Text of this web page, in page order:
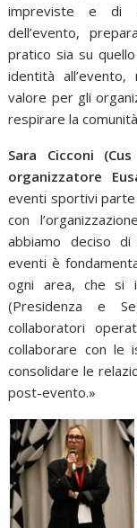
impreviste e di
dell’evento,
pratico sia su
identità
valore per gli
respirare la
Sara Cicconi
organizzatore
eventi sportivi parte
con
abbiamo deciso di
eventi è
ogni area, che si
(Presidenza e
collaboratori
collaborare con le
consolidare le
post-evento.»